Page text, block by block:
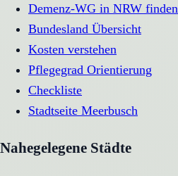
Demenz-WG in NRW finden
Bundesland Übersicht
Kosten verstehen
Pflegegrad Orientierung
Checkliste
Stadtseite Meerbusch
Nahegelegene Städte